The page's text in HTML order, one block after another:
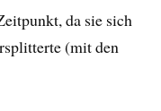
da sie sich
(mit den